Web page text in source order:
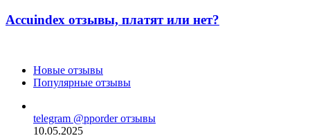
нет?
платят
или
Accuindex отзывы, платят или нет?
Новые отзывы
Популярные отзывы
telegram @pporder отзывы
10.05.2025